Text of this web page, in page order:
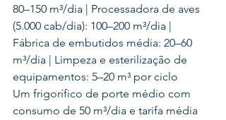
80–150 m³/dia | Processadora de aves
(5.000 cab/dia): 100–200 m³/dia |
Fábrica de embutidos média: 20–60
m³/dia | Limpeza e esterilização de
equipamentos: 5–20 m³ por ciclo
Um frigorífico de porte médio com
consumo de 50 m³/dia e tarifa média